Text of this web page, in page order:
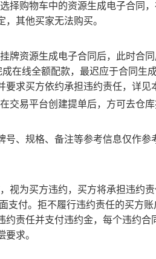
择购物车中的资源生成电子合同
，其他买家无法购买。
牌资源生成电子合同后，此时合
成在线全额配款，最迟应于合同
要求买方依约承担违约责任，详见
交易平台创建提单后，方可去仓
号、规格、备注等参考信息仅作
视为买方违约，买方将承担违约
支付。拒不履行违约责任的买方
约责任并支付违约金，每个违约
求。